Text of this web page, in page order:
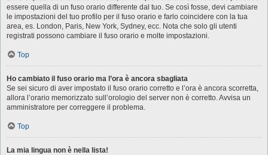
essere quella di un fuso orario differente dal tuo. Se così fosse, devi cambiare
le impostazioni del tuo profilo per il fuso orario e farlo coincidere con la tua
area, es. London, Paris, New York, Sydney, ecc. Nota che solo gli utenti
registrati possono cambiare il fuso orario e molte impostazioni.
Top
Ho cambiato il fuso orario ma l’ora è ancora sbagliata
Se sei sicuro di aver impostato il fuso orario corretto e l’ora è ancora scorretta,
allora l’orario memorizzato sull’orologio del server non è corretto. Avvisa un
amministratore per correggere il problema.
Top
La mia lingua non è nella lista!